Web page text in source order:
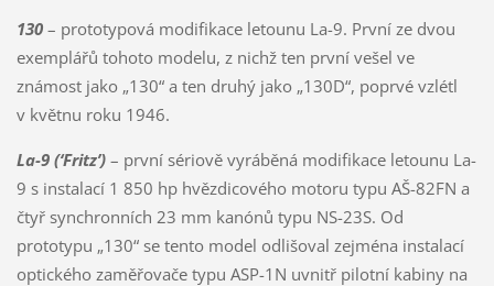
130– prototypová modifikace letounu La-9. První ze dvou
exemplářů tohoto modelu, z nichž ten první vešel ve
známost jako „130“ a ten druhý jako „130D“, poprvé vzlétl
v květnu roku 1946.
La-9 (‘Fritz’)– první sériově vyráběná modifikace letounu La-
9 s instalací 1 850 hp hvězdicového motoru typu AŠ-82FN a
čtyř synchronních 23 mm kanónů typu NS-23S. Od
prototypu „130“ se tento model odlišoval zejména instalací
optického zaměřovače typu ASP-1N uvnitř pilotní kabiny na